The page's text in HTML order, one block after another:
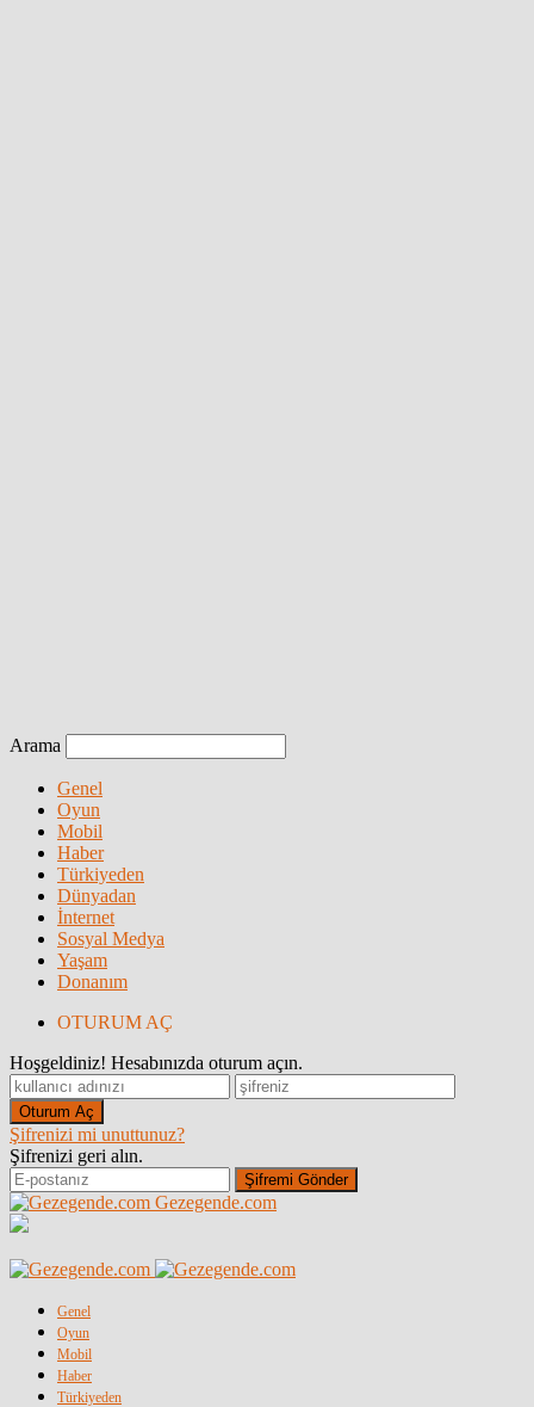
Arama
Genel
Oyun
Mobil
Haber
Türkiyeden
Dünyadan
İnternet
Sosyal Medya
Yaşam
Donanım
OTURUM AÇ
Hoşgeldiniz! Hesabınızda oturum açın.
Şifrenizi mi unuttunuz?
Şifrenizi geri alın.
Gezegende.com
Genel
Oyun
Mobil
Haber
Türkiyeden